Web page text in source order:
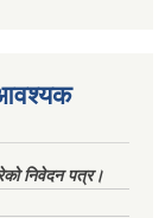
आवश्यक
निवेदन पत्र।